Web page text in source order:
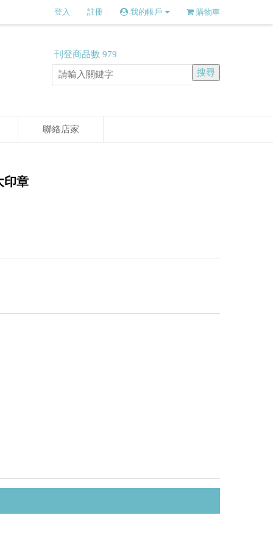
登入 註冊 我的帳戶 購物車
刊登商品數 979
聯絡店家
印章